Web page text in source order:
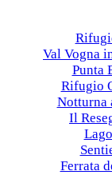
Val Vogna
Punta
Rifugio
Notturna
Il
Ferrata